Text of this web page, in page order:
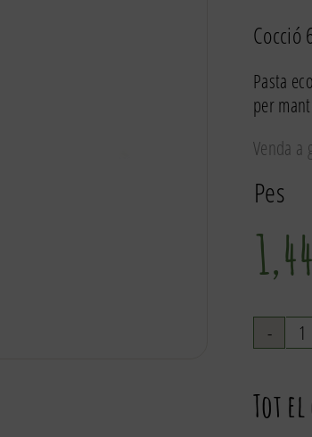
Cocció
Pasta
per
Venda a
Pes
1,44
Tot el